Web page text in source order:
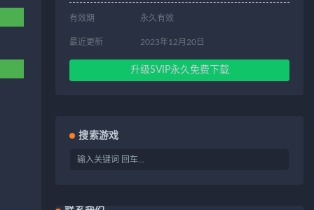
有效期 永久有效
最近更新 2023年12月20日
升级SVIP永久免费下载
搜索游戏